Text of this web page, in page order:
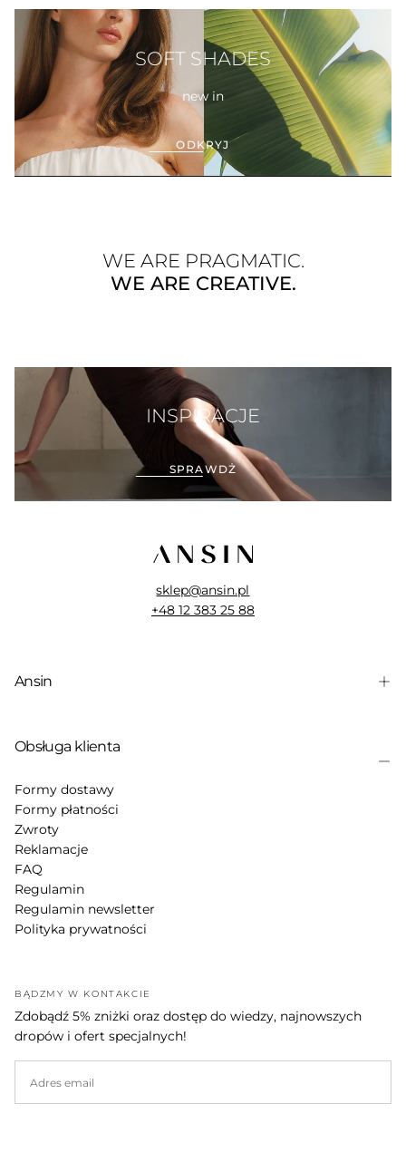
INSPIRACJE
SPRAWDŻ
SOFT SHADES
new in
ODKRYJ
WE ARE PRAGMATIC.
WE ARE CREATIVE.
sklep@ansin.pl
+48 12 383 25 88
Ansin
Obsługa klienta
Formy dostawy
Formy płatności
Zwroty
Reklamacje
FAQ
Regulamin
Regulamin newsletter
Polityka prywatności
BĄDŹMY W KONTAKCIE
Zdobądź 5% zniżki oraz dostęp do wiedzy, najnowszych
dropów i ofert specjalnych!